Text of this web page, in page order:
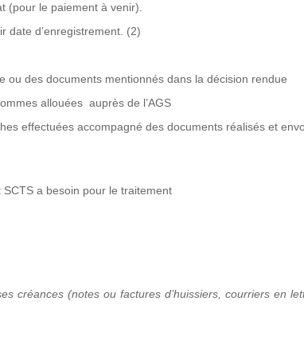
(pour le paiement à venir).
date d’enregistrement. (2)
ou des documents mentionnés dans la décision rendue
allouées auprès de l’AGS
effectuées accompagné des documents réalisés et
a besoin pour le traitement
créances (notes ou factures d’huissiers, courriers en